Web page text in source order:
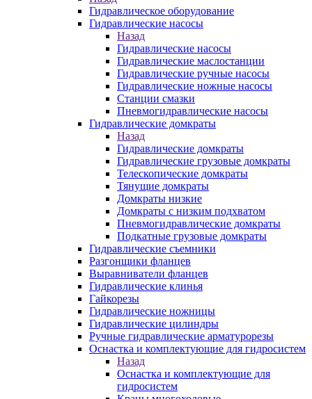
Гидравлическое оборудование
Гидравлические насосы
Назад
Гидравлические насосы
Гидравлические маслостанции
Гидравлические ручные насосы
Гидравлические ножные насосы
Станции смазки
Пневмогидравлические насосы
Гидравлические домкраты
Назад
Гидравлические домкраты
Гидравлические грузовые домкраты
Телескопические домкраты
Тянущие домкраты
Домкраты низкие
Домкраты с низким подхватом
Пневмогидравлические домкраты
Подкатные грузовые домкраты
Гидравлические съемники
Разгонщики фланцев
Выравниватели фланцев
Гидравлические клинья
Гайкорезы
Гидравлические ножницы
Гидравлические цилиндры
Ручные гидравлические арматурорезы
Оснастка и комплектующие для гидросистем
Назад
Оснастка и комплектующие для
гидросистем